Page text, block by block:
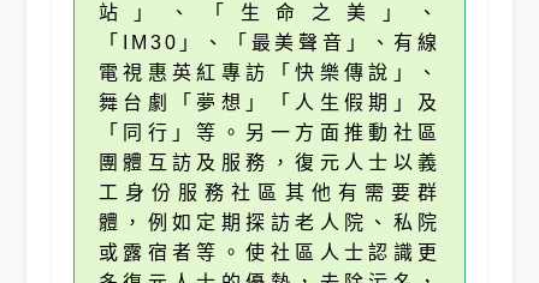
站」、「生命之美」、
「IM30」、「最美聲音」、有線
電視惠英紅專訪「快樂傳說」、
舞台劇「夢想」「人生假期」及
「同行」等。另一方面推動社區
團體互訪及服務，復元人士以義
工身份服務社區其他有需要群
體，例如定期探訪老人院、私院
或露宿者等。使社區人士認識更